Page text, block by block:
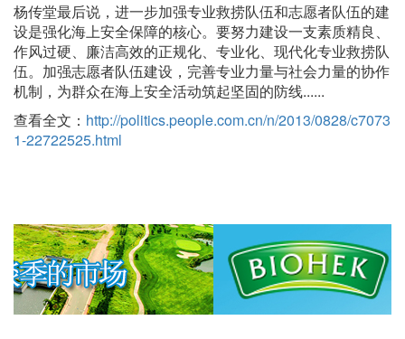
杨传堂最后说，进一步加强专业救捞队伍和志愿者队伍的建
设是强化海上安全保障的核心。要努力建设一支素质精良、
作风过硬、廉洁高效的正规化、专业化、现代化专业救捞队
伍。加强志愿者队伍建设，完善专业力量与社会力量的协作
机制，为群众在海上安全活动筑起坚固的防线......
查看全文： http://politics.people.com.cn/n/2013/0828/c7073
1-22722525.html